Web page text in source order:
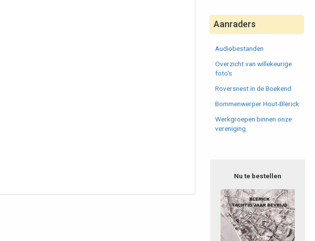
Aanraders
Audiobestanden
Overzicht van willekeurige
foto's
Roversnest in de Boekend
Bommenwerper Hout-Blerick
Werkgroepen binnen onze
vereniging
Nu te bestellen